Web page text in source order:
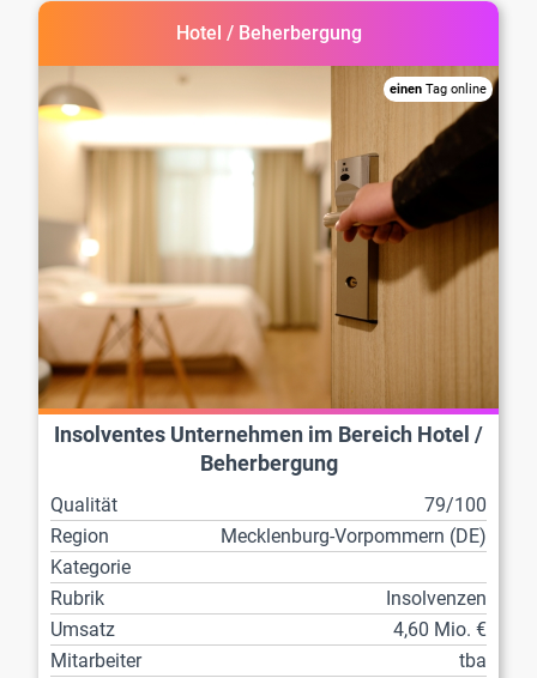
Hotel / Beherbergung
einen Tag online
Insolventes Unternehmen im Bereich Hotel /
Beherbergung
Qualität
79/100
Region
Mecklenburg-Vorpommern (DE)
Kategorie
Rubrik
Insolvenzen
Umsatz
4,60 Mio. €
Mitarbeiter
tba